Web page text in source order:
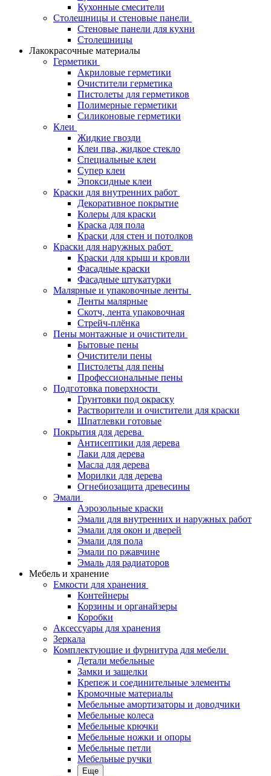
Кухонные смесители
Столешницы и стеновые панели
Стеновые панели для кухни
Столешницы
Лакокрасочные материалы
Герметики
Акриловые герметики
Очистители герметика
Пистолеты для герметиков
Полимерные герметики
Силиконовые герметики
Клеи
Жидкие гвозди
Клеи пва, жидкое стекло
Специальные клеи
Супер клеи
Эпоксидные клеи
Краски для внутренних работ
Декоративное покрытие
Колеры для краски
Краска для пола
Краски для стен и потолков
Краски для наружных работ
Краски для крыш и кровли
Фасадные краски
Фасадные штукатурки
Малярные и упаковочные ленты
Ленты малярные
Скотч, лента упаковочная
Стрейч-плёнка
Пены монтажные и очистители
Бытовые пены
Очистители пены
Пистолеты для пены
Профессиональные пены
Подготовка поверхности
Грунтовки под окраску
Растворители и очистители для краски
Шпатлевки готовые
Покрытия для дерева
Антисептики для дерева
Лаки для дерева
Масла для дерева
Морилки для дерева
Огнебиозащита древесины
Эмали
Аэрозольные краски
Эмали для внутренних и наружных работ
Эмали для окон и дверей
Эмали для пола
Эмали по ржавчине
Эмаль для радиаторов
Мебель и хранение
Емкости для хранения
Контейнеры
Корзины и органайзеры
Коробки
Аксессуары для хранения
Зеркала
Комплектующие и фурнитура для мебели
Детали мебельные
Замки и защелки
Крепеж и соединительные элементы
Кромочные материалы
Мебельные амортизаторы и доводчики
Мебельные колеса
Мебельные крючки
Мебельные ножки и опоры
Мебельные петли
Мебельные ручки
Еще